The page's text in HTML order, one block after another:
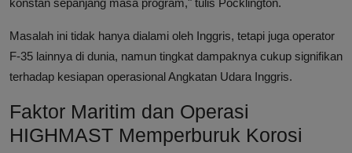
konstan sepanjang masa program," tulis Pocklington.
Masalah ini tidak hanya dialami oleh Inggris, tetapi juga operator
F-35 lainnya di dunia, namun tingkat dampaknya cukup signifikan
terhadap kesiapan operasional Angkatan Udara Inggris.
Faktor Maritim dan Operasi
HIGHMAST Memperburuk Korosi